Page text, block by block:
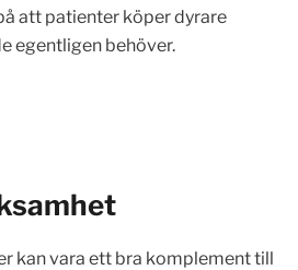
att patienter köper dyrare
egentligen behöver.
kan vara ett bra komplement till